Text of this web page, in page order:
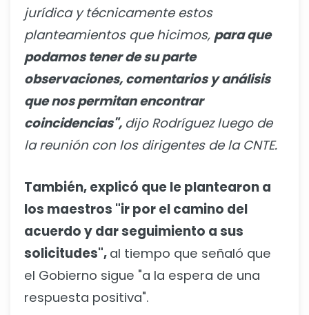
jurídica y técnicamente estos
planteamientos que hicimos, para que
podamos tener de su parte
observaciones, comentarios y análisis
que nos permitan encontrar
coincidencias", dijo Rodríguez luego de
la reunión con los dirigentes de la CNTE.
También, explicó que le plantearon a
los maestros "ir por el camino del
acuerdo y dar seguimiento a sus
solicitudes", al tiempo que señaló que
el Gobierno sigue "a la espera de una
respuesta positiva".